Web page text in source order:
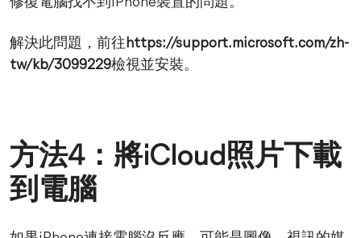
解決此問題，前往 https://support.microsoft.com/zh-
tw/kb/3099229檢視並安裝。
方法4：將iCloud照片下載
到電腦